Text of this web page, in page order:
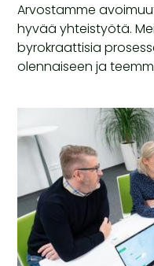
Arvostamme
hyvää yhteistyötä.
byrokraattisia
olennaiseen ja